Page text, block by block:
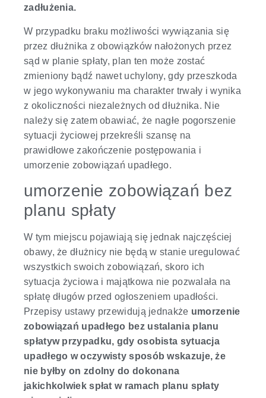
zadłużenia.
W przypadku braku możliwości wywiązania się
przez dłużnika z obowiązków nałożonych przez
sąd w planie spłaty, plan ten może zostać
zmieniony bądź nawet uchylony, gdy przeszkoda
w jego wykonywaniu ma charakter trwały i wynika
z okoliczności niezależnych od dłużnika. Nie
należy się zatem obawiać, że nagłe pogorszenie
sytuacji życiowej przekreśli szansę na
prawidłowe zakończenie postępowania i
umorzenie zobowiązań upadłego.
umorzenie zobowiązań bez
planu spłaty
W tym miejscu pojawiają się jednak najczęściej
obawy, że dłużnicy nie będą w stanie uregulować
wszystkich swoich zobowiązań, skoro ich
sytuacja życiowa i majątkowa nie pozwalała na
spłatę długów przed ogłoszeniem upadłości.
Przepisy ustawy przewidują jednakże umorzenie
zobowiązań upadłego bez ustalania planu
spłatyw przypadku, gdy osobista sytuacja
upadłego w oczywisty sposób wskazuje, że
nie byłby on zdolny do dokonana
jakichkolwiek spłat w ramach planu spłaty